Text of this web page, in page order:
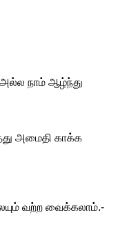
நாம் ஆழ்ந்து
அமைதி காக்க
வற்ற வைக்கலாம்.-